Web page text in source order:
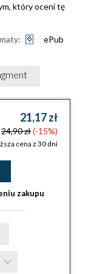
który oceni tę
ePub
21,17 zł
24,90 zł(-15%)
cena z 30 dni
zakupu